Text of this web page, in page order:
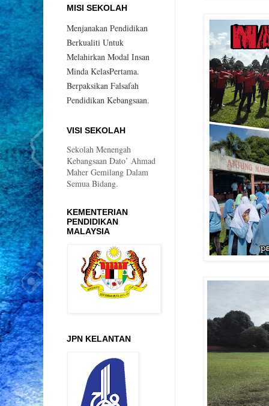
MISI SEKOLAH
Menjanakan Pendidikan
Berkualiti Untuk
Melahirkan Modal Insan
Minda KelasPertama.
Berpaksikan Falsafah
Pendidikan Kebangsaan.
VISI SEKOLAH
Sekolah Menengah
Kebangsaan Dato’ Ahmad
Maher Gemilang Dalam
Semua Bidang.
KEMENTERIAN
PENDIDIKAN
MALAYSIA
JPN KELANTAN